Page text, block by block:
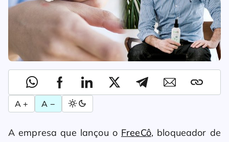
A + A −
A empresa que lançou o FreeCô, bloqueador de